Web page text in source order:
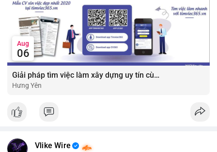
Aug
06
Giải pháp tìm việc làm xây dựng uy tín cùng mức lương thưởng hấp dẫn ?️
Hưng Yên
Vlike Wire